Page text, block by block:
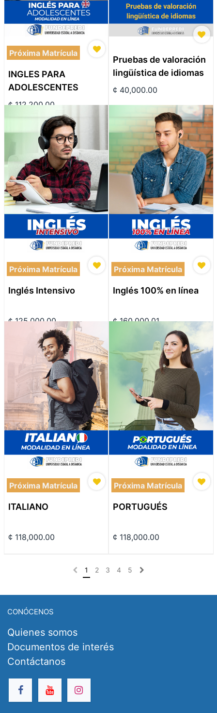
Próxima Matrícula
INGLES PARA
ADOLESCENTES
¢112,200.00
Pruebas de valoración
lingüística de idiomas
¢ 40,000.00
Próxima Matrícula
Inglés Intensivo
¢125,000.00
Próxima Matrícula
Inglés 100% en línea
¢160,000.01
Próxima Matrícula
ITALIANO
¢ 118,000.00
Próxima Matrícula
PORTUGUÉS
¢ 118,000.00
1 2 3 4 5
CONÓCENOS
Quienes somos
Documentos de interés
Contáctanos